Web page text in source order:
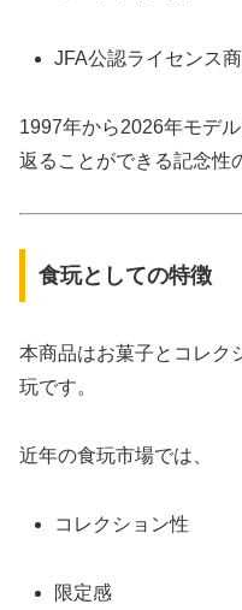
JFA公認ライセンス
1997年から2026年モデ
返ることができる記念性
食玩としての特徴
本商品はお菓子とコレク
玩です。
近年の食玩市場では、
コレクション性
限定感